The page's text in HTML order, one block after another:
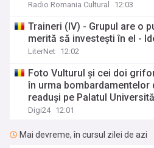
Radio Romania Cultural 12:03
Traineri (IV) - Grupul are o
merită să investești în el -
LiterNet 12:02
Foto Vulturul şi cei doi
în urma bombardamentelor
readuși pe Palatul
Digi24 12:01
Mai devreme, în cursul zilei de azi